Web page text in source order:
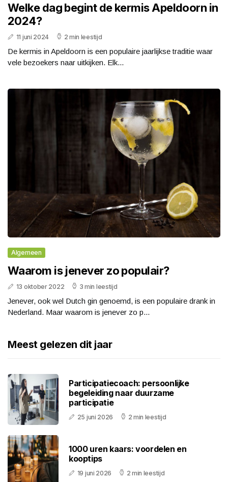
Welke dag begint de kermis Apeldoorn in
2024?
11 juni 2024 2 min leestijd
De kermis in Apeldoorn is een populaire jaarlijkse traditie waar
vele bezoekers naar uitkijken. Elk...
Algemeen
Waarom is jenever zo populair?
13 oktober 2022 3 min leestijd
Jenever, ook wel Dutch gin genoemd, is een populaire drank in
Nederland. Maar waarom is jenever zo p...
Meest gelezen dit jaar
Participatiecoach: persoonlijke
begeleiding naar duurzame
participatie
25 juni 2026 2 min leestijd
1000 uren kaars: voordelen en
kooptips
19 juni 2026 2 min leestijd